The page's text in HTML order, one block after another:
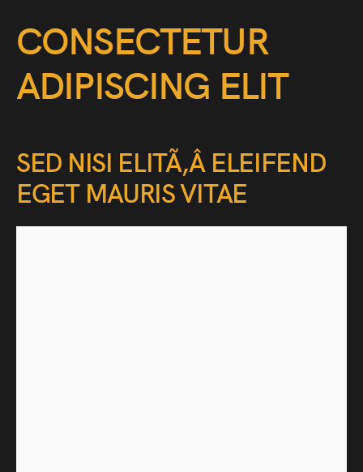
CONSECTETUR
ADIPISCING ELIT
SED NISI ELITÃ‚Â ELEIFEND
EGET MAURIS VITAE